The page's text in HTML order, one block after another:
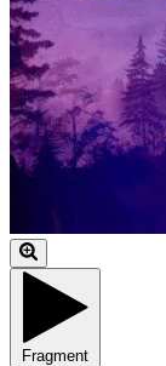
Fragment